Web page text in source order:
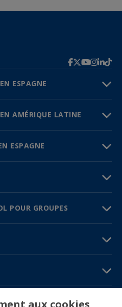
ESPAGNE
AMÉRIQUE LATINE
ESPAGNE
POUR GROUPES
aux cookies